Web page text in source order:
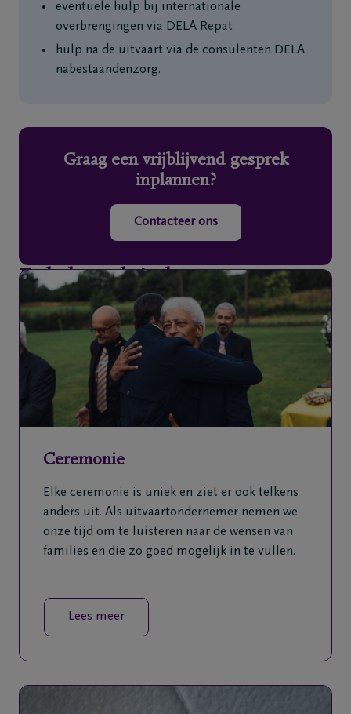
eventuele hulp bij internationale
overbrengingen via DELA Repat
hulp na de uitvaart via de consulenten DELA
nabestaandenzorg.
Graag een vrijblijvend gesprek
inplannen?
Contacteer ons
Enkele praktische aspecten
Ceremonie
Elke ceremonie is uniek en ziet er ook telkens
anders uit. Als uitvaartondernemer nemen we
onze tijd om te luisteren naar de wensen van
families en die zo goed mogelijk in te vullen.
Lees meer